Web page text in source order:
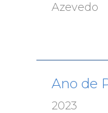
Azevedo
Ano de
2023